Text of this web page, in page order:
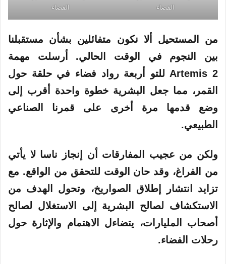
الفضاء
الفضاء
من المستحيل ألا نكون متفائلين بشأن مستقبلنا
بين النجوم في الوقت الحالي. أرسلت مهمة
Artemis 2 للتو أربعة رواد فضاء في حلقة حول
القمر ، مما جعل البشرية خطوة واحدة أقرب إلى
وضع قدمها مرة أخرى على قمرنا الصناعي
الطبيعي.
ولكن من عجيب المفارقات أن إنجاز ناسا لا يأتي
من الفراغ، وقد حان الوقت للتحقق من الواقع. مع
تزايد انتشار إطلاق الصواريخ، وتحول الهدف من
الاستكشاف لصالح البشرية إلى الاستغلال لصالح
أصحاب المليارات، يتضاءل الاهتمام والإثارة حول
رحلات الفضاء.